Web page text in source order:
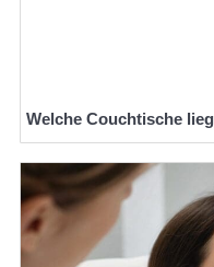
Welche Couchtische